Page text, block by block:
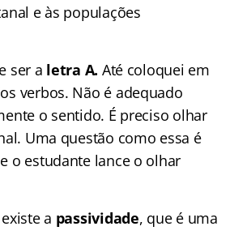
e às populações
ser a letra A. Até coloquei em
verbos. Não é adequado
o sentido. É preciso olhar
Uma questão como essa é
o estudante lance o olhar
a passividade, que é uma